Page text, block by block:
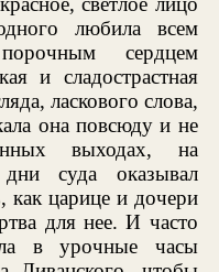
любила всем
сердцем
и сладострастная
ласкового слова,
она повсюду и не
выходах, на
суда оказывал
как царице и дочери
для нее. И часто
в урочные часы